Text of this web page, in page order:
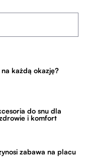
każdą okazję?
do snu dla
i komfort
zabawa na placu